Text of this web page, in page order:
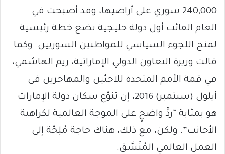
240,000 سوري على أراضيها، وقد أصبحت في
العام الفائت أول دولة خليجية تضع خطة رئيسية
لمنح اللجوء السياسي للمواطنين السوريين. وكما
قالت وزيرة التعاون الدولي الإماراتية، ريم الهاشمي،
في قمة الأمم المتحدة للاجئين والمهاجرين في
أيلول (سبتمبر) 2016، إن تنوّع سكان دولة الإمارات
هو بمثابة “ردٍّ واضحٍ على الموجة العالمية لكراهية
الأجانب”. ولكن، مع ذلك، هناك حاجة مُلِحّة إلى
العمل العالمي المُنَسَّق.